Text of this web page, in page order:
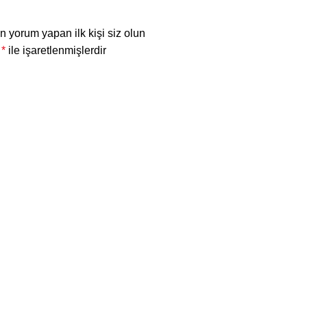
yorum yapan ilk kişi siz olun
* ile işaretlenmişlerdir